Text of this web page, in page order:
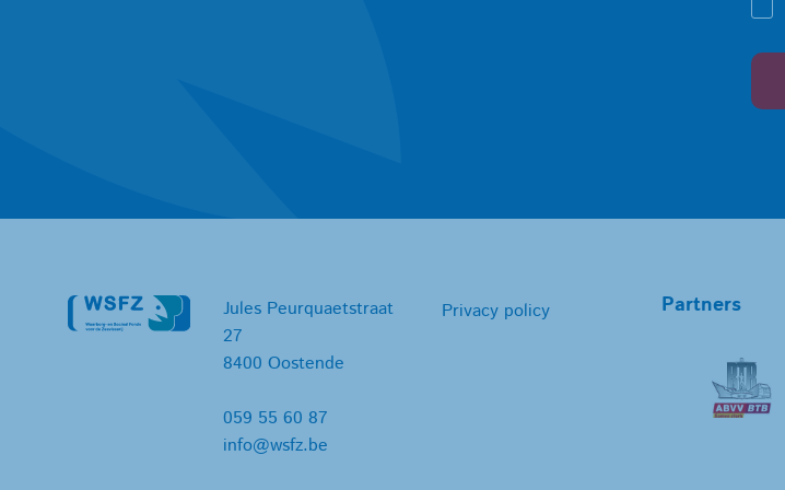
Jules Peurquaetstraat
27
8400 Oostende
059 55 60 87
info@wsfz.be
Privacy policy Partners